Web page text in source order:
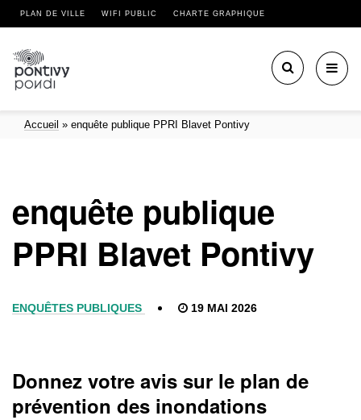
PLAN DE VILLE WIFI PUBLIC CHARTE GRAPHIQUE
Accueil » enquête publique PPRI Blavet Pontivy
enquête publique
PPRI Blavet Pontivy
ENQUÊTES PUBLIQUES 19 MAI 2026
Donnez votre avis sur le plan de
prévention des inondations